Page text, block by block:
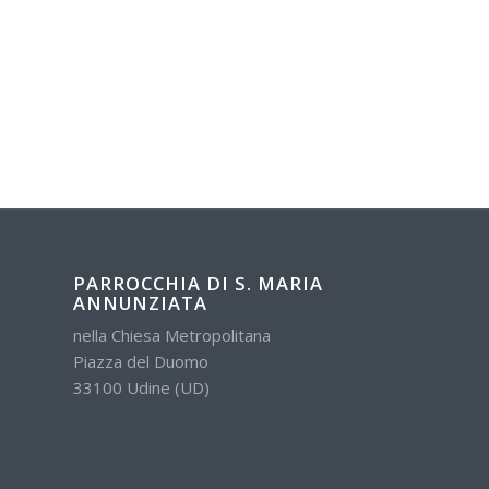
PARROCCHIA DI S. MARIA
ANNUNZIATA
nella Chiesa Metropolitana
Piazza del Duomo
33100 Udine (UD)